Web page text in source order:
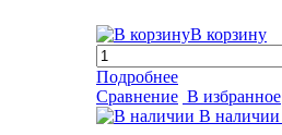
В корзину
Подробнее
Сравнение В избранное
В наличии